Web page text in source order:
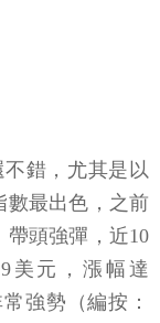
錯，尤其是以
數最出色，之前
帶頭強彈，近10
美元，漲幅達
強勢（編按：